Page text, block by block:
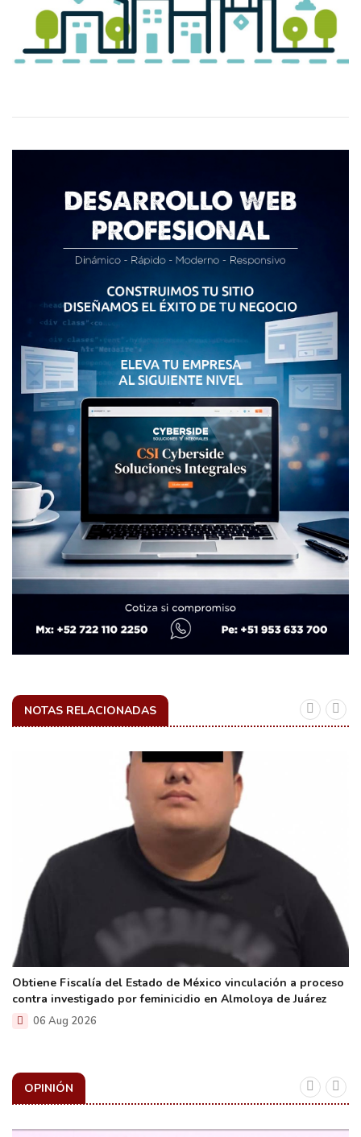
NOTAS RELACIONADAS
Obtiene Fiscalía del Estado de México vinculación a proceso
contra investigado por feminicidio en Almoloya de Juárez
06 Aug 2026
OPINIÓN